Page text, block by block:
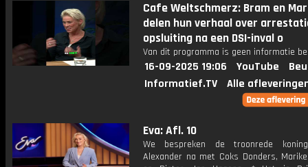
Cafe Weltschmerz: Bram en
delen hun verhaal over
opsluiting na een DSI-inval o
Van dit programma is geen informatie
16-09-2025 19:06 YouTube
Informatief.TV
Alle
Eva: Afl. 10
We bespreken de troonrede
Alexander na met Coks Donders,